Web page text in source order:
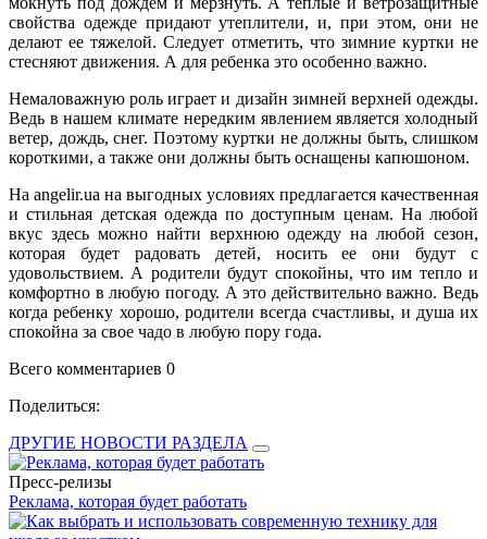
свойства одежде придают утеплители, и, при этом, они не
делают ее тяжелой. Следует отметить, что зимние куртки не
стесняют движения. А для ребенка это особенно важно.
Немаловажную роль играет и дизайн зимней верхней одежды.
Ведь в нашем климате нередким явлением является холодный
ветер, дождь, снег. Поэтому куртки не должны быть, слишком
короткими, а также они должны быть оснащены капюшоном.
На angelir.ua на выгодных условиях предлагается качественная
и стильная детская одежда по доступным ценам. На любой
вкус здесь можно найти верхнюю одежду на любой сезон,
которая будет радовать детей, носить ее они будут с
удовольствием. А родители будут спокойны, что им тепло и
комфортно в любую погоду. А это действительно важно. Ведь
когда ребенку хорошо, родители всегда счастливы, и душа их
спокойна за свое чадо в любую пору года.
Всего комментариев 0
Поделиться:
ДРУГИЕ НОВОСТИ РАЗДЕЛА
Пресс-релизы
Реклама, которая будет работать